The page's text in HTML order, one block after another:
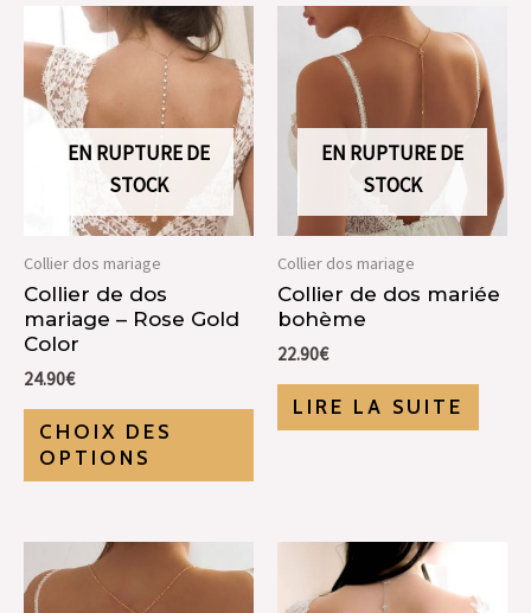
EN RUPTURE DE
STOCK
Collier dos mariage
Collier de dos
mariage – Rose Gold
Color
24.90€
CHOIX DES
OPTIONS
EN RUPTURE DE
STOCK
Collier dos mariage
Collier de dos mariée
bohème
22.90€
LIRE LA SUITE